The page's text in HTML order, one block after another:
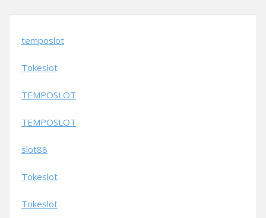
temposlot
Tokeslot
TEMPOSLOT
TEMPOSLOT
slot88
Tokeslot
Tokeslot